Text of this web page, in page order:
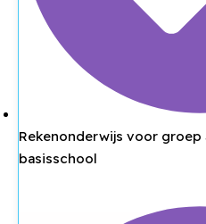
Rekenonderwijs voor groep
basisschool